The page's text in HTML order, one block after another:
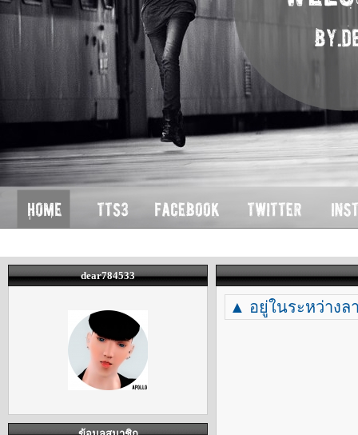
dear784533
▲ อยู่ในระหว่าง